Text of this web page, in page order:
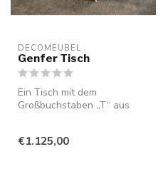
DECOMEUBEL
Genfer Tisch
Ein Tisch mit dem
Großbuchstaben „T“ aus
€1.125,00